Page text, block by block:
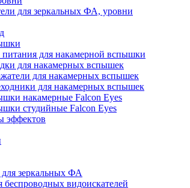
для зеркальных ФА, уровни
питания для накамерной вспышки
для накамерных вспышек
для накамерных вспышек
для накамерных вспышек
накамерные Falcon Eyes
студийные Falcon Eyes
эффектов
зеркальных ФА
беспроводных видоискателей